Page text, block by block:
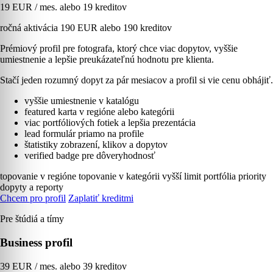
19 EUR / mes. alebo 19 kreditov
ročná aktivácia 190 EUR alebo 190 kreditov
Prémiový profil pre fotografa, ktorý chce viac dopytov, vyššie
umiestnenie a lepšie preukázateľnú hodnotu pre klienta.
Stačí jeden rozumný dopyt za pár mesiacov a profil si vie cenu obhájiť.
vyššie umiestnenie v katalógu
featured karta v regióne alebo kategórii
viac portfóliových fotiek a lepšia prezentácia
lead formulár priamo na profile
štatistiky zobrazení, klikov a dopytov
verified badge pre dôveryhodnosť
topovanie v regióne topovanie v kategórii vyšší limit portfólia priority
dopyty a reporty
Chcem pro profil Zaplatiť kreditmi
Pre štúdiá a tímy
Business profil
39 EUR / mes. alebo 39 kreditov